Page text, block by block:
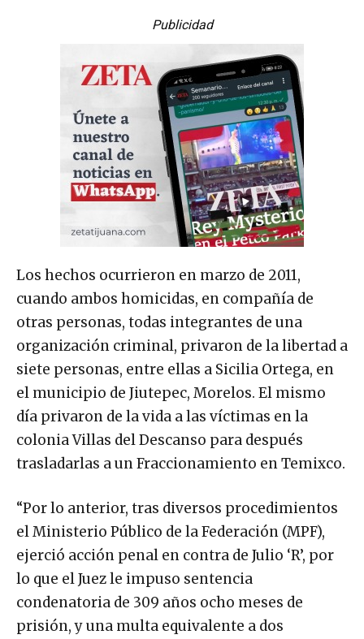
Publicidad
Los hechos ocurrieron en marzo de 2011,
cuando ambos homicidas, en compañía de
otras personas, todas integrantes de una
organización criminal, privaron de la libertad a
siete personas, entre ellas a Sicilia Ortega, en
el municipio de Jiutepec, Morelos. El mismo
día privaron de la vida a las víctimas en la
colonia Villas del Descanso para después
trasladarlas a un Fraccionamiento en Temixco.
“Por lo anterior, tras diversos procedimientos
el Ministerio Público de la Federación (MPF),
ejerció acción penal en contra de Julio ‘R’, por
lo que el Juez le impuso sentencia
condenatoria de 309 años ocho meses de
prisión, y una multa equivalente a dos